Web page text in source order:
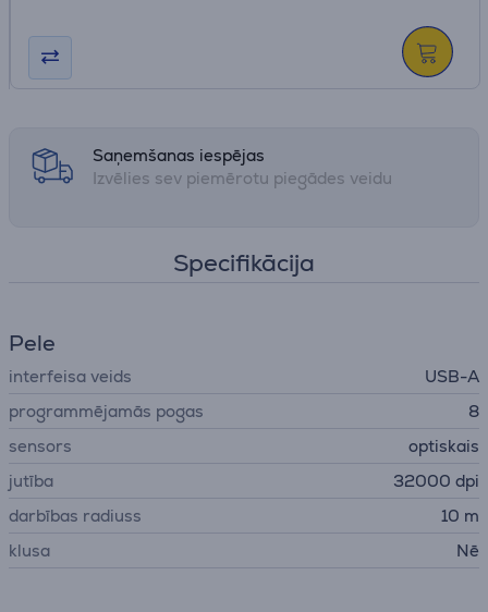
Saņemšanas iespējas
Izvēlies sev piemērotu piegādes veidu
Specifikācija
Pele
interfeisa veids
USB-A
programmējamās pogas
8
sensors
optiskais
jutība
32000 dpi
darbības radiuss
10 m
klusa
Nē